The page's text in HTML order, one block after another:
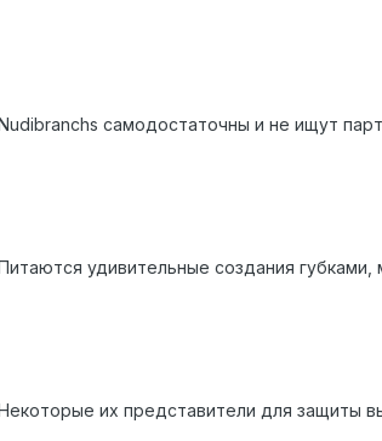
самодостаточны и не ищут
удивительные создания
их представители для защиты